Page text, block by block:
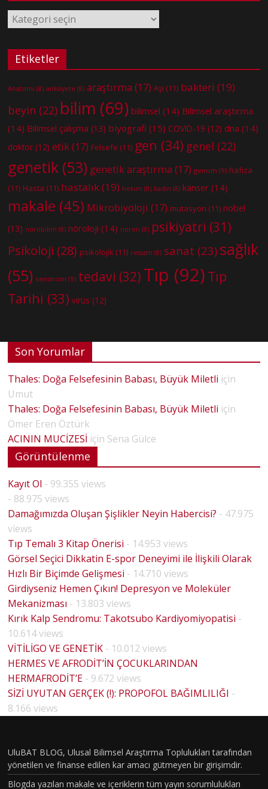
Kategoriler
Etiketler
Anatomi (8) anksiyete (8) araştırma (17) Aşı (11) bakteri (19)
beyin (22) bilim (69) bilimsel (14) Bilimsel araştırma
(14) Bilimsel çalışma (13) biyografi (15) COVID-19 (12) dna (14)
doktor (12) etik(17) Felsefe (11) gen (34) genel (22)
genetik (53) genetik araştırma (17) genom (9) hafıza
(11) Hasta (11) hastalık(19) hekim (8) kadın (8) kanser (14)
makale (45) Mikrobiyoloji (17) mutasyon (11) nobel
(13) nörobilim (8) nöroloji (14) nöron (8) psikiyatri (31)
Psikoloji (28) psikolojik (11) ressam (8) sanat (23) sağlık
(55) sendrom (9) tedavi (32) Tıp (92) Tıp
Tarihi (33) virüs (12)
Son Yorumlar
Thales: Doğa Felsefesinin Babası, Büyük Miletli için
Umut
Thales: Doğa Felsefesinin Babası, Büyük Miletli için
Ömer Eren Öztürk
ACININ MUCİZESİ için Sena Gülce
Görüntülenme
Kayıt Ol - 99.355 views
- 88.975 views
Damağımızda Oluşan Şişlikler Neyin Habercisi? - 47.975
views
Tıp Temalı 3 Kitap Önerisi - 14.953 views
Görsel Seçici Dikkatin E-spor Deneyimi ile İlişkili Olarak
Hızlı Bir Biçimde Gelişmesi - 14.710 views
Girdiyseniz Hemen Çıkın! Depresyon ve Moleküler
Mekanizması - 13.803 views
Kırık Kalp Sendromu: Takotsubo Kardiyomiyopatisi -
10.614 views
VİTİLİGO VE GENETİK - 10.012 views
HERMES VE AFRODİT’İN ÇOCUKLARINDAN
HERMAFRODİT’E - 9.672 views
SİZİ UYUTAN GERÇEK (!): PROPOFOL BAĞIMLILIĞI -
8.166 views
UluBAT BLOG, Ulusal Bilimsel Araştırma Toplulukları tarafından
yönetilen ve finanse edilen kar amacı gütmeyen bir girişimdir.
Blogda yazılan makale ve içeriklerin tüm yayın sorumlulukları
BİYOLO
TOPLU
MSAL